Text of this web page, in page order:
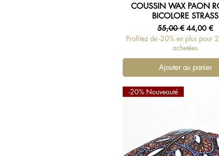
Aperçu rapide
COUSSIN WAX PAON
BICOLORE STRASS
Prix original
55,00 € Prix
44,00 €
Profitez de -20% en plus pour
achetées
Ajouter au panier
-20% Nouveauté